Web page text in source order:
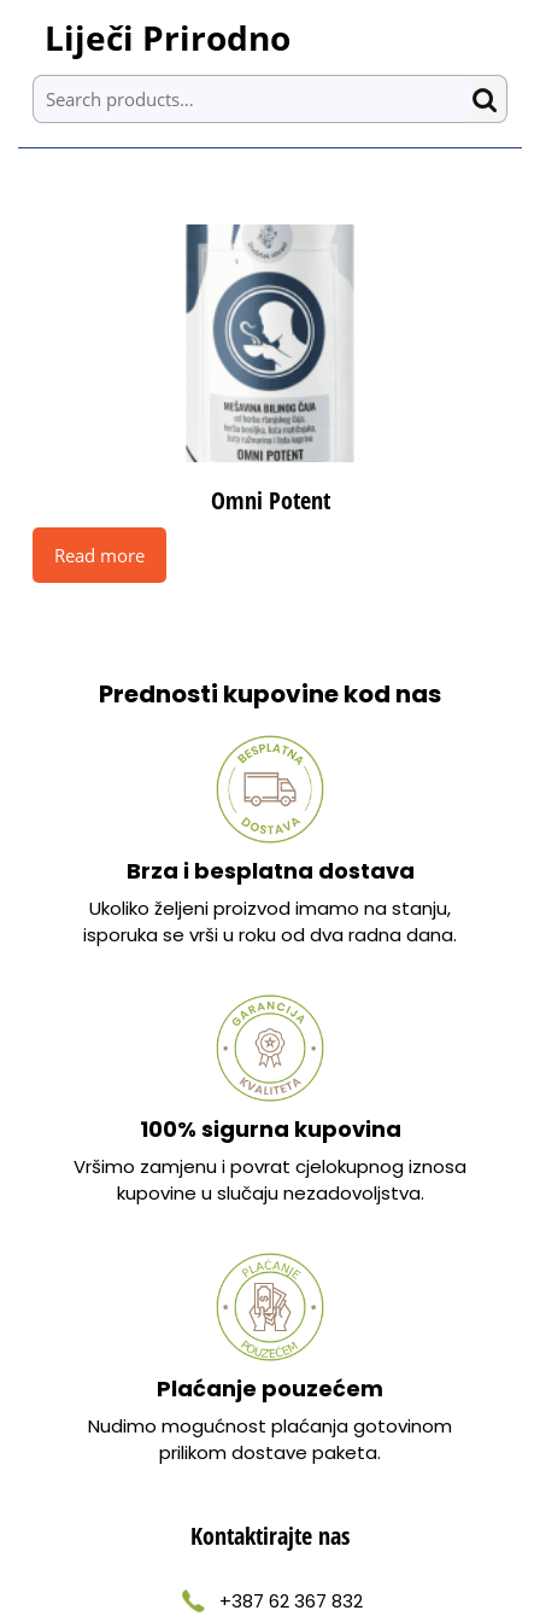
content
Skip
content
Liječi Prirodno
Search for:
Omni Potent
Read more
Prednosti kupovine kod nas
Brza i besplatna dostava
Ukoliko željeni proizvod imamo na stanju,
isporuka se vrši u roku od dva radna dana.
100% sigurna kupovina
Vršimo zamjenu i povrat cjelokupnog iznosa
kupovine u slučaju nezadovoljstva.
Plaćanje pouzećem
Nudimo mogućnost plaćanja gotovinom
prilikom dostave paketa.
Kontaktirajte nas
+387 62 367 832